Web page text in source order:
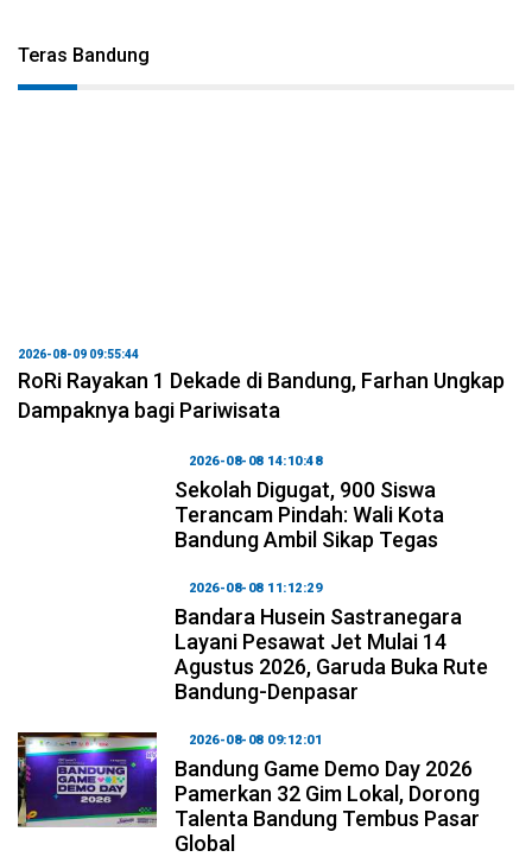
Teras Bandung
2026-08-09 09:55:44
RoRi Rayakan 1 Dekade di Bandung, Farhan Ungkap
Dampaknya bagi Pariwisata
2026-08-08 14:10:48
Sekolah Digugat, 900 Siswa
Terancam Pindah: Wali Kota
Bandung Ambil Sikap Tegas
2026-08-08 11:12:29
Bandara Husein Sastranegara
Layani Pesawat Jet Mulai 14
Agustus 2026, Garuda Buka Rute
Bandung-Denpasar
2026-08-08 09:12:01
Bandung Game Demo Day 2026
Pamerkan 32 Gim Lokal, Dorong
Talenta Bandung Tembus Pasar
Global